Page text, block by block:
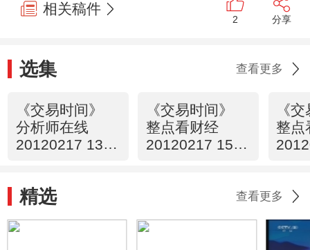
相关稿件
2 分享
选集 查看更多
《交易时间》
分析师在线
20120217 13：
《交易时间》
整点看财经
20120217 15：
《
整点
精选 查看更多